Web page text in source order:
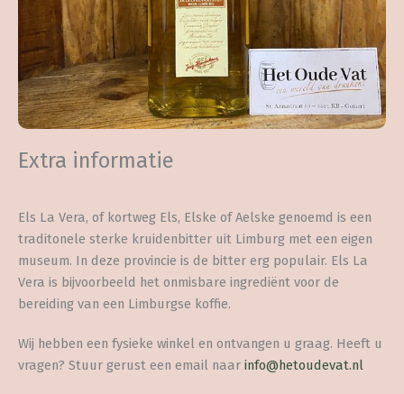
Extra informatie
Els La Vera, of kortweg Els, Elske of Aelske genoemd is een
traditonele sterke kruidenbitter uit Limburg met een eigen
museum. In deze provincie is de bitter erg populair. Els La
Vera is bijvoorbeeld het onmisbare ingrediënt voor de
bereiding van een Limburgse koffie.
Wij hebben een fysieke winkel en ontvangen u graag. Heeft u
vragen? Stuur gerust een email naar info@hetoudevat.nl